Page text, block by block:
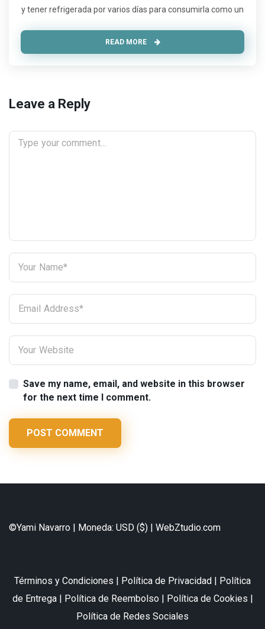
y tener refrigerada por varios días para consumirla como un
READ MORE
Leave a Reply
Save my name, email, and website in this browser
for the next time I comment.
POST COMMENT
©Yami Navarro | Moneda: USD ($) | WebZtudio.com
Términos y Condiciones | Política de Privacidad | Política
de Entrega| Política de Reembolso| Política de Cookies |
Política de Redes Sociales